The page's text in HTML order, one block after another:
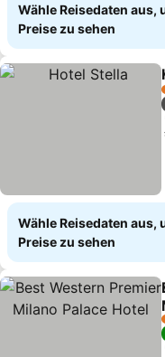
Wähle Reisedaten aus,
Preise zu sehen
Wähle Reisedaten aus,
Preise zu sehen